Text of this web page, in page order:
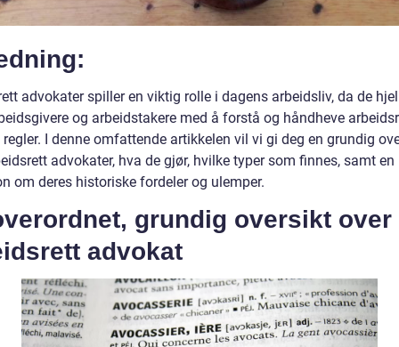
advokater spiller en viktig rolle i dagens arbeidsliv, da de
og arbeidstakere med å forstå og håndheve
regler. I denne omfattende artikkelen vil vi gi deg en grundig
advokater, hva de gjør, hvilke typer som finnes, samt en
om deres historiske fordeler og ulemper.
grundig oversikt over
advokat